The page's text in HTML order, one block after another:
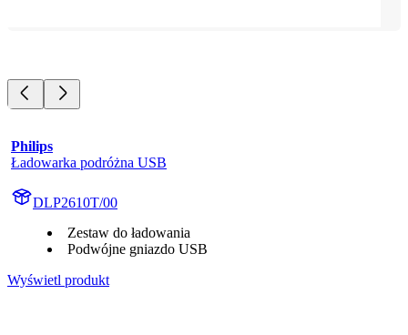
Philips
Ładowarka podróżna USB
DLP2610T/00
Zestaw do ładowania
Podwójne gniazdo USB
Wyświetl produkt